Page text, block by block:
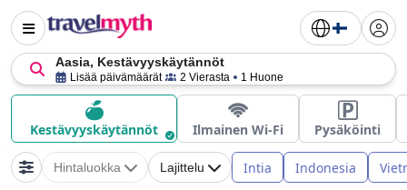
Aasia, Kestävyyskäytännöt
Lisää päivämäärät 2 Vierasta 1 Huone
Kestävyyskäytännöt Ilmainen Wi-Fi Pysäköinti
Hintaluokka Lajittelu Intia Indonesia